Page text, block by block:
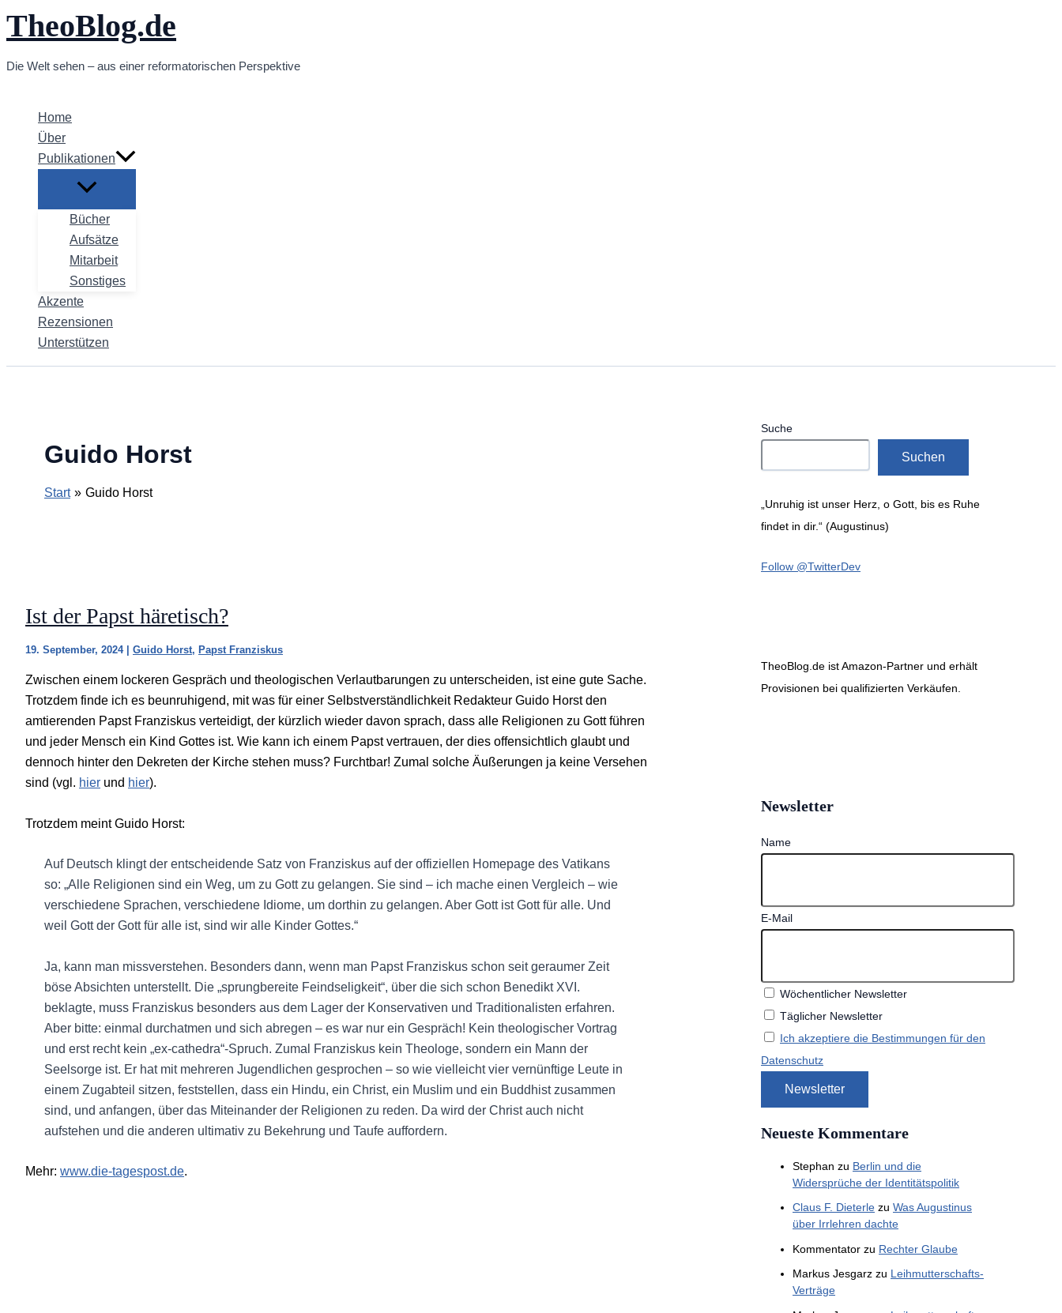
Zum
Inhalt
TheoBlog.de
Die Welt sehen – aus einer reformatorischen Perspektive
Home
Über
Publikationen
Bücher
Aufsätze
Mitarbeit
Sonstiges
Akzente
Rezensionen
Unterstützen
Guido Horst
Start Guido Horst
Ist der Papst häretisch?
19. September, 2024 Guido Horst, Papst Franziskus
Zwischen einem lockeren Gespräch und theologischen Verlautbarungen zu unterscheiden, ist eine gute Sache.
Trotzdem finde ich es beunruhigend, mit was für einer Selbstverständlichkeit Redakteur Guido Horst den
amtierenden Papst Franziskus verteidigt, der kürzlich wieder davon sprach, dass alle Religionen zu Gott führen
und jeder Mensch ein Kind Gottes ist. Wie kann ich einem Papst vertrauen, der dies offensichtlich glaubt und
dennoch hinter den Dekreten der Kirche stehen muss? Furchtbar! Zumal solche Äußerungen ja keine Versehen
sind (vgl. hier und hier).
Trotzdem meint Guido Horst:
Auf Deutsch klingt der entscheidende Satz von Franziskus auf der offiziellen Homepage des Vatikans
so: „Alle Religionen sind ein Weg, um zu Gott zu gelangen. Sie sind – ich mache einen Vergleich – wie
verschiedene Sprachen, verschiedene Idiome, um dorthin zu gelangen. Aber Gott ist Gott für alle. Und
weil Gott der Gott für alle ist, sind wir alle Kinder Gottes.“
Ja, kann man missverstehen. Besonders dann, wenn man Papst Franziskus schon seit geraumer Zeit
böse Absichten unterstellt. Die „sprungbereite Feindseligkeit“, über die sich schon Benedikt XVI.
beklagte, muss Franziskus besonders aus dem Lager der Konservativen und Traditionalisten erfahren.
Aber bitte: einmal durchatmen und sich abregen – es war nur ein Gespräch! Kein theologischer Vortrag
und erst recht kein „ex-cathedra“-Spruch. Zumal Franziskus kein Theologe, sondern ein Mann der
Seelsorge ist. Er hat mit mehreren Jugendlichen gesprochen – so wie vielleicht vier vernünftige Leute in
einem Zugabteil sitzen, feststellen, dass ein Hindu, ein Christ, ein Muslim und ein Buddhist zusammen
sind, und anfangen, über das Miteinander der Religionen zu reden. Da wird der Christ auch nicht
aufstehen und die anderen ultimativ zu Bekehrung und Taufe auffordern.
Mehr: www.die-tagespost.de.
Suche
Suchen
„Unruhig ist unser Herz, o Gott, bis es Ruhe
findet in dir.“ (Augustinus)
Follow @TwitterDev
TheoBlog.de ist Amazon-Partner und erhält
Provisionen bei qualifizierten Verkäufen.
Newsletter
Name
E-Mail
Wöchentlicher Newsletter
Täglicher Newsletter
Ich akzeptiere die Bestimmungen für den
Datenschutz
Neueste Kommentare
Stephan zu Berlin und die
Widersprüche der Identitätspolitik
Claus F. Dieterle zu Was Augustinus
über Irrlehren dachte
Kommentator zu Rechter Glaube
Markus Jesgarz zu Leihmutterschafts-
Verträge